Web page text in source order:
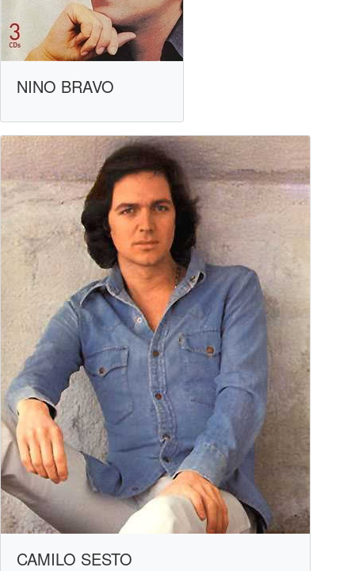
NINO BRAVO
CAMILO SESTO